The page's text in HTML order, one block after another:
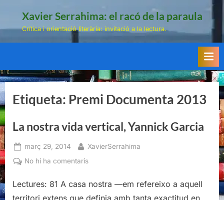
Xavier Serrahima: el racó de la paraula
Crítica i orientació literària: invitació a la lectura.
Etiqueta: Premi Documenta 2013
La nostra vida vertical, Yannick Garcia
Posted
on
març 29, 2014 By
XavierSerrahima
No hi ha comentarisa
nostra
vida
Lectures: 81 A casa nostra —em refereixo a aquell